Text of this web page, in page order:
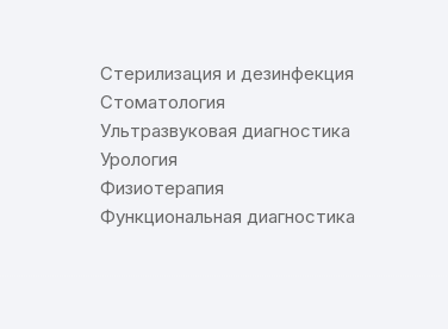
Стерилизация и дезинфекция
Стоматология
Ультразвуковая диагностика
Урология
Физиотерапия
Функциональная диагностика